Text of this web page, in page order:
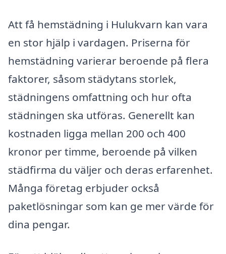
Att få hemstädning i Hulukvarn kan vara
en stor hjälp i vardagen. Priserna för
hemstädning varierar beroende på flera
faktorer, såsom städytans storlek,
städningens omfattning och hur ofta
städningen ska utföras. Generellt kan
kostnaden ligga mellan 200 och 400
kronor per timme, beroende på vilken
städfirma du väljer och deras erfarenhet.
Många företag erbjuder också
paketlösningar som kan ge mer värde för
dina pengar.